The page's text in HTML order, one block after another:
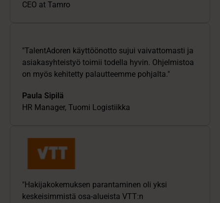
CEO at Tamro
"TalentAdoren käyttöönotto sujui vaivattomasti ja
asiakasyhteistyö toimii todella hyvin. Ohjelmistoa
on myös kehitetty palautteemme pohjalta."
Paula Sipilä
HR Manager, Tuomi Logistiikka
"Hakijakokemuksen parantaminen oli yksi
keskeisimmistä osa-alueista VTT:n